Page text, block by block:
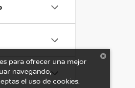
para ofrecer una mejor
navegando,
el uso de cookies.